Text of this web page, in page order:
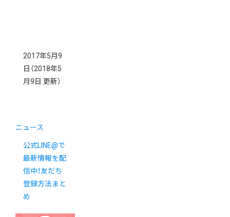
2017年5月9
日 （2018年5
月9日 更新）
ニュース
公式LINE@で
最新情報を配
信中！友だち
登録方法まと
め